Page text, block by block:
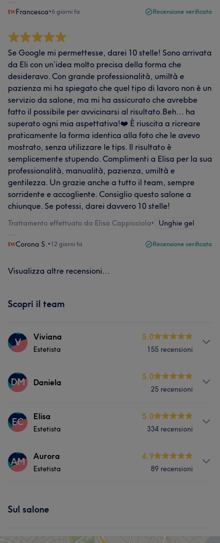
Francesca•6 giorni fa Recensione verificata
Se Google mi permettesse, darei 10 stelle! Sono arrivata
da Eli con un’idea molto precisa della forma che
desideravo. Con grande professionalità, umiltà e
pazienza mi ha spiegato che quel tipo di lavoro non è un
servizio da salone, ma mi ha assicurato che avrebbe
fatto il possibile per avvicinarsi al risultato.Beh… ha
superato ogni mia aspettativa!❤️ È riuscita a ricreare
praticamente la forma identica alla foto che le avevo
mostrato, senza utilizzare le tips. Il risultato è
semplicemente stupendo. Complimenti a Elisa per la sua
professionalità, manualità, pazienza, umiltà e
gentilezza. Un grazie anche a tutto il team, sempre
sorridente e accogliente. Consiglio questo salone a
chiunque. Se potessi, darei davvero 10 stelle!
Trattamento effettuato da Elisa Cappicciola• Unghie gel
Corona S. •12 giorni fa Recensione verificata
Visualizza altre recensioni...
Scopri il team
V Viviana
Estetista
5.0
155 recensioni
Servizi
DM Daniela
5.0
25 recensioni
Servizi
EC Elisa
Estetista
5.0
334 recensioni
Servizi
AM Aurora
Estetista
4.9
89 recensioni
Medicina Estetica
Sul salone